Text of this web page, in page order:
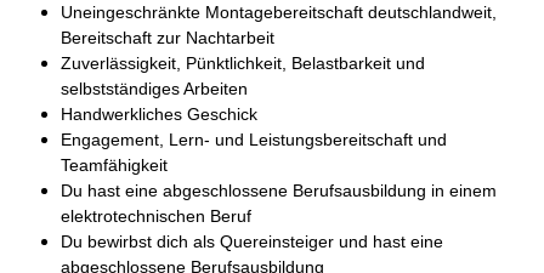
Uneingeschränkte Montagebereitschaft deutschlandweit,
Bereitschaft zur Nachtarbeit
Zuverlässigkeit, Pünktlichkeit, Belastbarkeit und
selbstständiges Arbeiten
Handwerkliches Geschick
Engagement, Lern- und Leistungsbereitschaft und
Teamfähigkeit
Du hast eine abgeschlossene Berufsausbildung in einem
elektrotechnischen Beruf
Du bewirbst dich als Quereinsteiger und hast eine
abgeschlossene Berufsausbildung